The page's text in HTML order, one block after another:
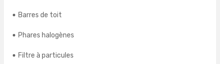
Barres de toit
Phares halogènes
Filtre à particules